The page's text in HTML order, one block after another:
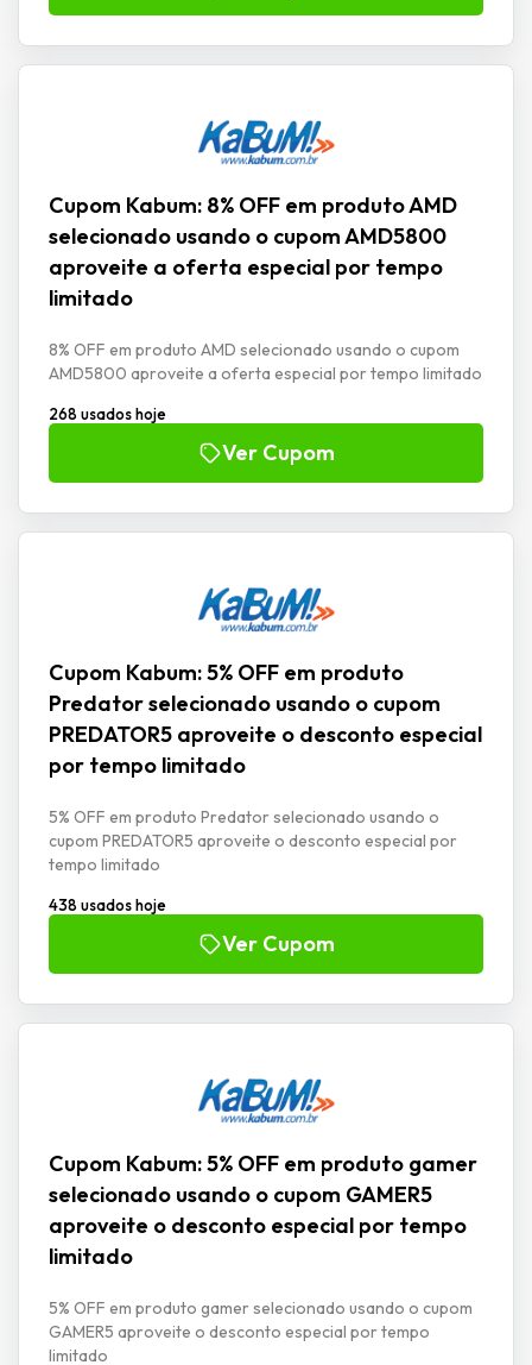
Cupom Kabum: 8% OFF em produto AMD
selecionado usando o cupom AMD5800
aproveite a oferta especial por tempo
limitado
8% OFF em produto AMD selecionado usando o cupom
AMD5800 aproveite a oferta especial por tempo limitado
268 usados hoje
Ver Cupom
Cupom Kabum: 5% OFF em produto
Predator selecionado usando o cupom
PREDATOR5 aproveite o desconto especial
por tempo limitado
5% OFF em produto Predator selecionado usando o
cupom PREDATOR5 aproveite o desconto especial por
tempo limitado
438 usados hoje
Ver Cupom
Cupom Kabum: 5% OFF em produto gamer
selecionado usando o cupom GAMER5
aproveite o desconto especial por tempo
limitado
5% OFF em produto gamer selecionado usando o cupom
GAMER5 aproveite o desconto especial por tempo
limitado